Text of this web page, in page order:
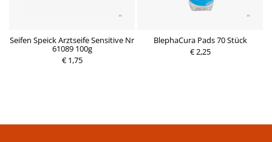
Seifen Speick Arztseife Sensitive Nr
61089 100g
€ 1,75
BlephaCura Pads 70 Stück
€ 2,25